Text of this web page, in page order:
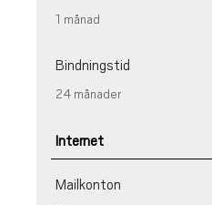
1 månad
Bindningstid
24 månader
Internet
Mailkonton